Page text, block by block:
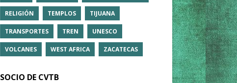
RELIGIÓN TEMPLOS TIJUANA
TRANSPORTES TREN UNESCO
VOLCANES WEST AFRICA ZACATECAS
SOCIO DE CVTB